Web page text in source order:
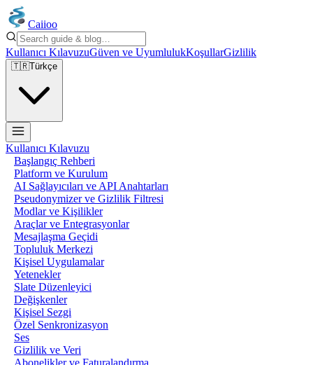
Caiioo
Kullanıcı KılavuzuGüven ve UyumlulukKoşullarGizlilik
🇹🇷Türkçe
Kullanıcı Kılavuzu
Başlangıç Rehberi
Platform ve Kurulum
AI Sağlayıcıları ve API Anahtarları
Pseudonymizer ve Gizlilik Filtresi
Modlar ve Kişilikler
Araçlar ve Entegrasyonlar
Mesajlaşma Geçidi
Topluluk Merkezi
Kişisel Uygulamalar
Yetenekler
Slate Düzenleyici
Değişkenler
Kişisel Sezgi
Özel Senkronizasyon
Ses
Gizlilik ve Veri
Abonelikler ve Faturalandırma